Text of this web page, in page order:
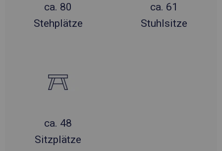
ca. 80
Stehplätze
ca. 61
Stuhlsitze
ca. 48
Sitzplätze